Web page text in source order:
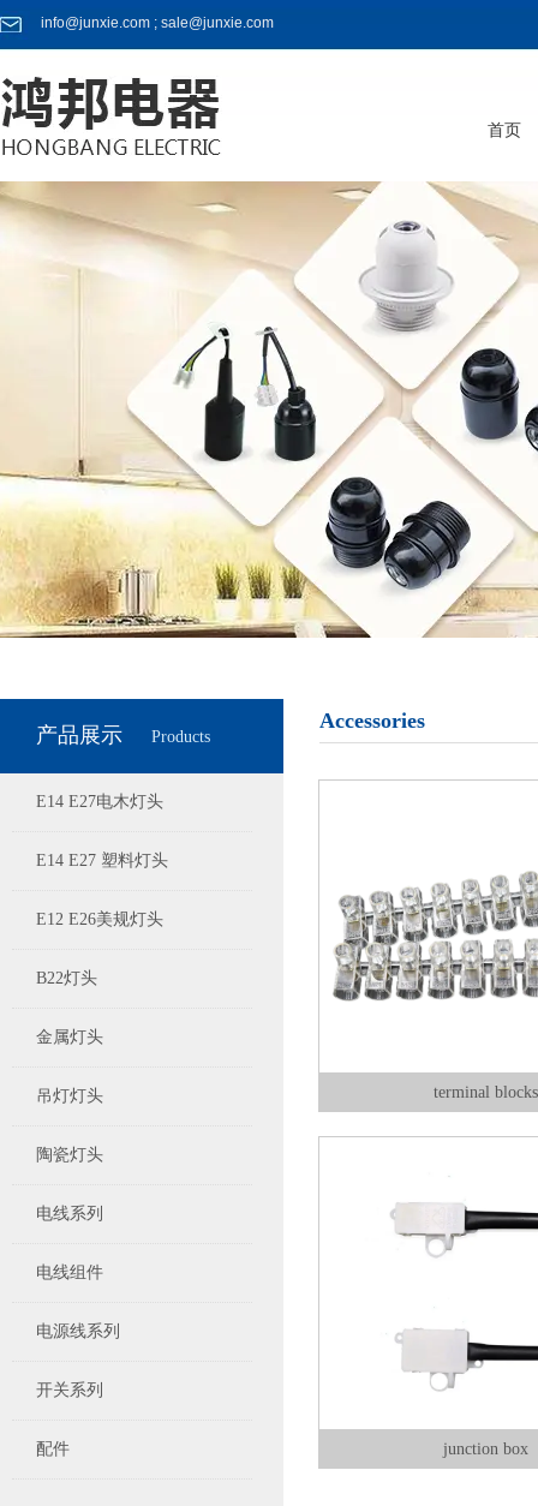
info@junxie.com ; sale@junxie.com
首页
产品展示 Products
E14 E27电木灯头
E14 E27 塑料灯头
E12 E26美规灯头
B22灯头
金属灯头
吊灯灯头
陶瓷灯头
电线系列
电线组件
电源线系列
开关系列
配件
Accessories
terminal blocks
junction box